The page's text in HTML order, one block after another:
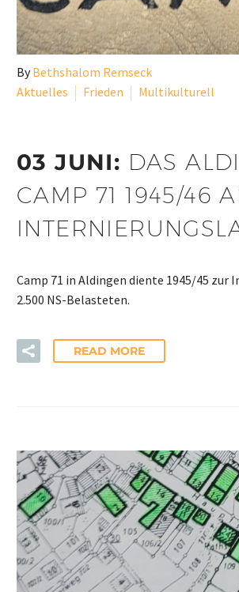
ByBethshalom Remseck
Aktuelles
Frieden Multikulturell
03 JUNI: DAS
CAMP 71 1945/46
Camp 71 in Aldingen diente 1945/45 zur
2.500 NS-Belasteten.
READ MORE